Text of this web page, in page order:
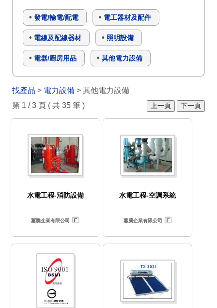
發電/輸電/配電 電工器材及配件
電線及配線器材 照明設備
電器/廚房用品 其他電力設備
找產品 > 電力設備> 其他電力設備
第 1 / 3 頁 ( 共 35 筆 )
上一頁 下一頁
水電工程-消防設備
蕙騰企業有限公司
水電工程-空調系統
蕙騰企業有限公司